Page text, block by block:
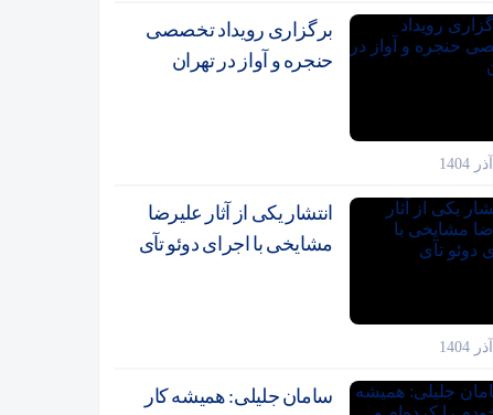
برگزاری رویداد تخصصی
حنجره و آواز در تهران
انتشار یکی از آثار علیرضا
مشایخی با اجرای دوئو تآی
سامان جلیلی: همیشه کار